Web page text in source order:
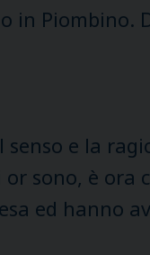
in Piombino.
e la
sono, è ora
ed hanno